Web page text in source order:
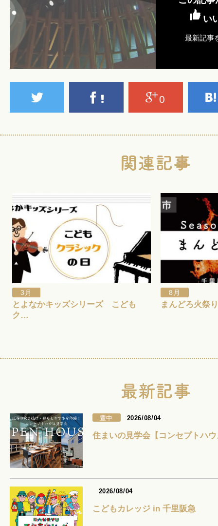
い
最新記事
0
3月
とよなかキッズシリーズ こども
ク…
8月
まんどろ火祭り
豊中 2026/08/04
住まいの見学会【コンセプトハ
2026/08/04
こどもカレッジ in 千里阪急